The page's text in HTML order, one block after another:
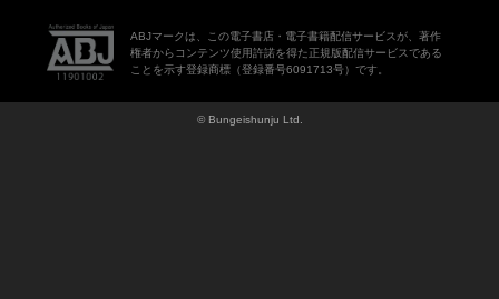
ABJマークは、この電子書店・電子書籍配信サービスが、著作
権者からコンテンツ使用許諾を得た正規版配信サービスである
ことを示す登録商標（登録番号6091713号）です。
© Bungeishunju Ltd.